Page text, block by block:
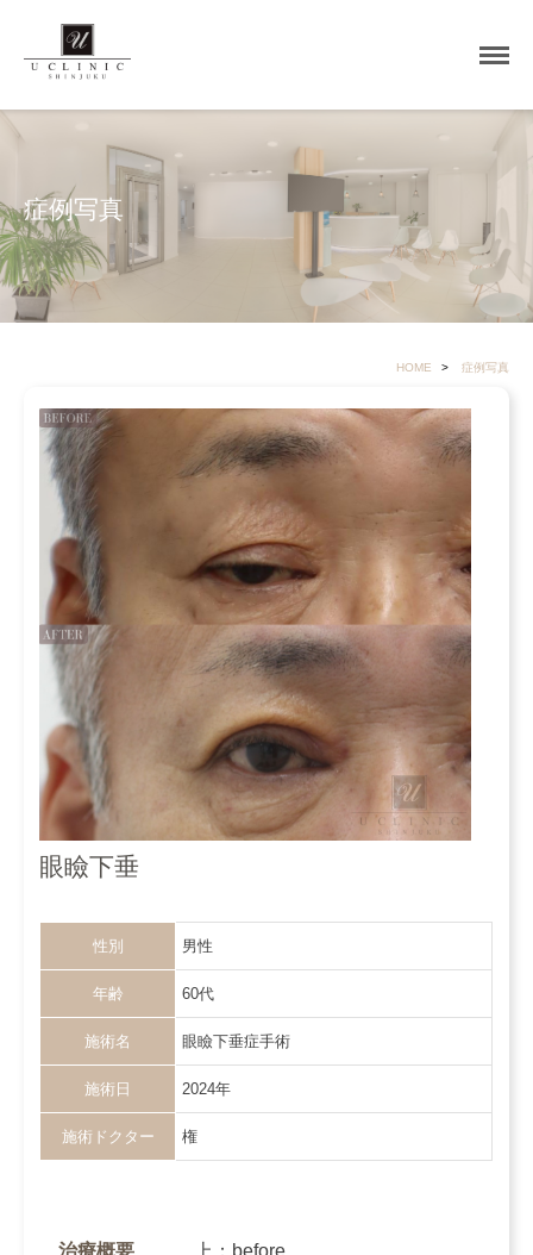
症例写真
HOME 症例写真
眼瞼下垂
性別 男性
年齢 60代
施術名 眼瞼下垂症手術
施術日 2024年
施術ドクター 権
治療概要
上：before